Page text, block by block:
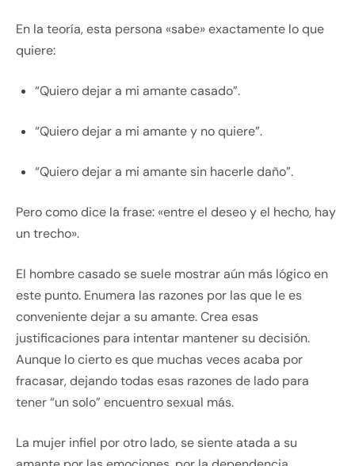
En la teoría, esta persona «sabe» exactamente lo que
quiere:
“Quiero dejar a mi amante casado”.
“Quiero dejar a mi amante y no quiere”.
“Quiero dejar a mi amante sin hacerle daño”.
Pero como dice la frase: «entre el deseo y el hecho, hay
un trecho».
El hombre casado se suele mostrar aún más lógico en
este punto. Enumera las razones por las que le es
conveniente dejar a su amante. Crea esas
justificaciones para intentar mantener su decisión.
Aunque lo cierto es que muchas veces acaba por
fracasar, dejando todas esas razones de lado para
tener “un solo” encuentro sexual más.
La mujer infiel por otro lado, se siente atada a su